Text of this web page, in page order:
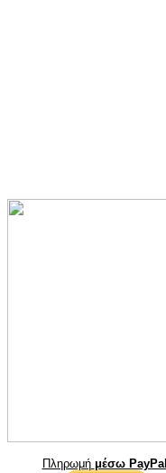
Πληρωμή μέσω PayPal